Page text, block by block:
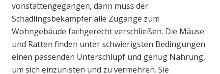
vonstattengegangen, dann muss der
Schädlingsbekämpfer alle Zugänge zum
Wohngebäude fachgerecht verschließen. Die Mäuse
und Ratten finden unter schwierigsten Bedingungen
einen passenden Unterschlupf und genug Nahrung,
um sich einzunisten und zu vermehren. Sie